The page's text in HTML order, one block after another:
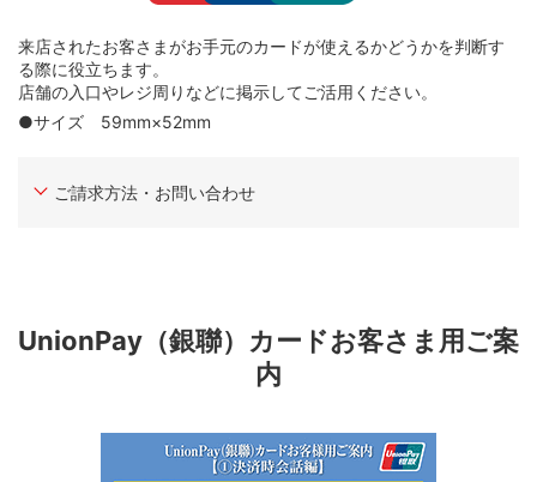
来店されたお客さまがお手元のカードが使えるかどうかを判断す
る際に役立ちます。
店舗の入口やレジ周りなどに掲示してご活用ください。
●サイズ 59mm×52mm
ご請求方法・お問い合わせ
UnionPay（銀聯）カードお客さま用ご案
内